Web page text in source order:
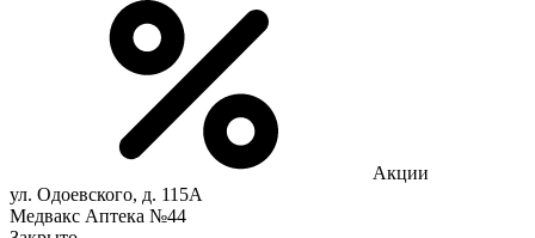
Акции
ул. Одоевского, д. 115А
Медвакс Аптека №44